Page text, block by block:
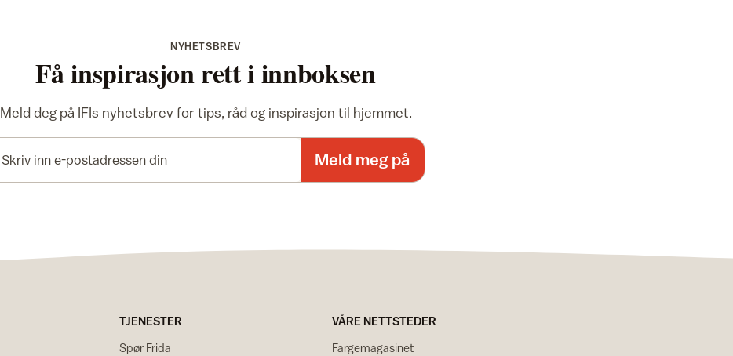
NYHETSBREV
Få inspirasjon rett i innboksen
Meld deg på IFIs nyhetsbrev for tips, råd og inspirasjon til hjemmet.
Meld meg på
TJENESTER
Spør Frida
VÅRE NETTSTEDER
Fargemagasinet